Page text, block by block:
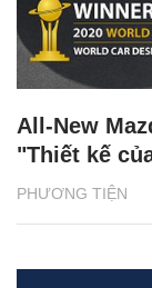
PHƯƠNG TIỆN
All-New
"Thiết kế